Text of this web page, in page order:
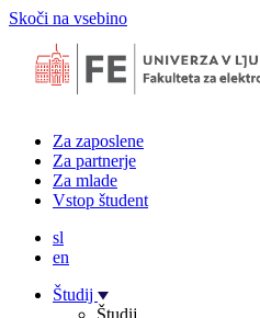
Skoči na vsebino
Za zaposlene
Za partnerje
Za mlade
Vstop študent
sl
en
Študij
Študij